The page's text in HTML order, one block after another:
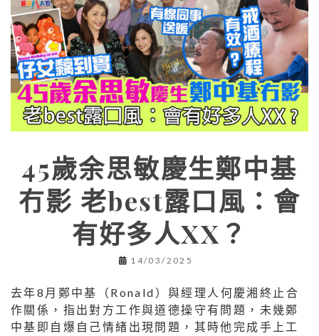
45歲余思敏慶生鄭中基
冇影 老best露口風：會
有好多人XX？
14/03/2025
去年8月鄭中基（Ronald）與經理人何慶湘終止合
作關係，指出對方工作與道德操守有問題，未幾鄭
中基即自爆自己情緒出現問題，其時他完成手上工